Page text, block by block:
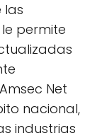
las
permite
Net
nacional,
industrias